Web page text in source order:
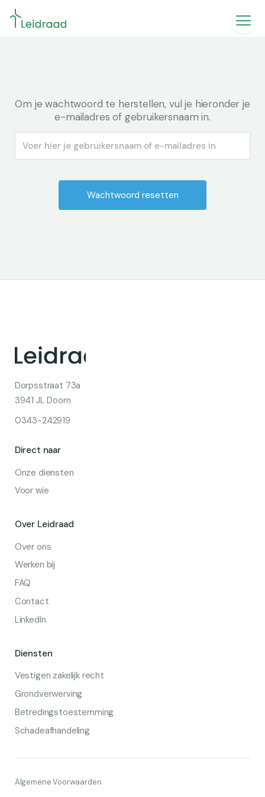
Om je wachtwoord te herstellen, vul je hieronder je
e-mailadres of gebruikersnaam in.
Dorpsstraat 73a
3941 JL Doorn
0343-242919
Direct naar
Onze diensten
Voor wie
Over Leidraad
Over ons
Werken bij
FAQ
Contact
LinkedIn
Diensten
Vestigen zakelijk recht
Grondverwerving
Betredingstoestemming
Schadeafhandeling
Algemene Voorwaarden